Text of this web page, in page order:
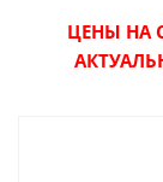
ЦЕНЫ НА